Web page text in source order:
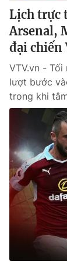
Lịch trực
Arsenal,
đại chiến
VTV.vn - Tối
lượt bước
trong khi